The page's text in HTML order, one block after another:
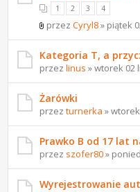
1 2 3 4
przezCyryl8» piątek
Kategoria T, a
przezlinus » wtorek 02
Żarówki
przezturnerka »
Prawko B od 17 lat
przez szofer80»
Wyrejestrowanie